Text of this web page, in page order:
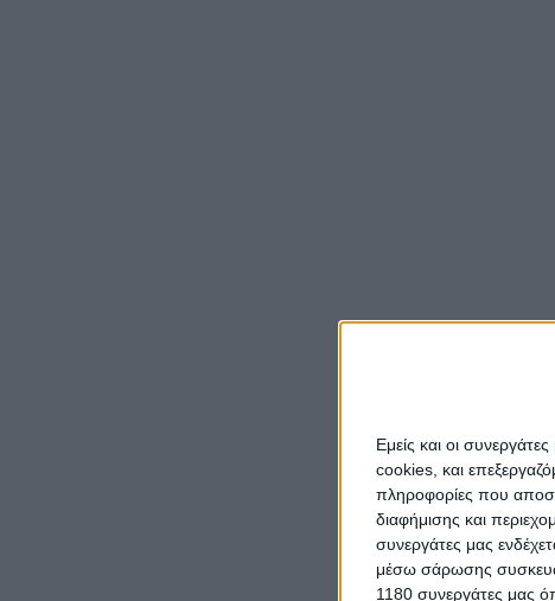
Εμείς και οι
cookies, και
πληροφορίες που
διαφήμισης και
συνεργάτες μας
μέσω σάρωσης
1180 συνεργάτες μας